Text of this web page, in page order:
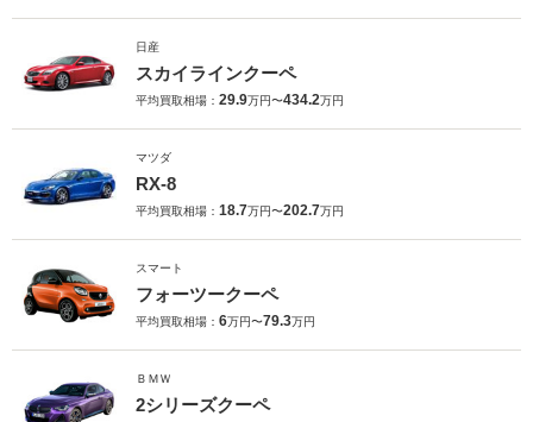
日産
スカイラインクーペ
平均買取相場： 29.9万円〜434.2万円
マツダ
RX-8
平均買取相場： 18.7万円〜202.7万円
スマート
フォーツークーペ
平均買取相場： 6万円〜79.3万円
ＢＭＷ
2シリーズクーペ